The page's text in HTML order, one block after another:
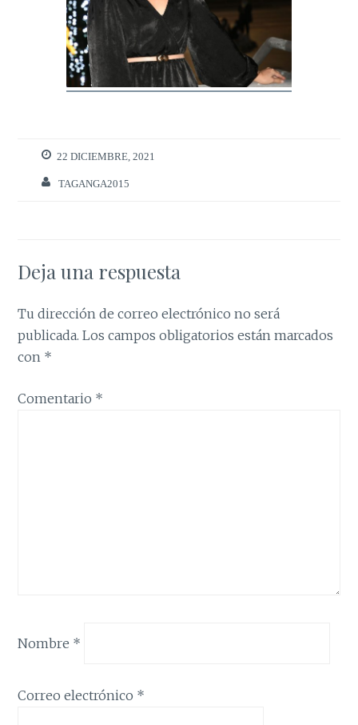
22 DICIEMBRE, 2021
TAGANGA2015
Deja una respuesta
Tu dirección de correo electrónico no será
publicada. Los campos obligatorios están marcados
con *
Comentario *
Nombre *
Correo electrónico *